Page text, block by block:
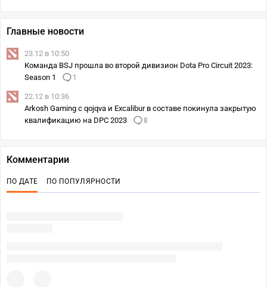
Главные новости
23.12 в 10:50
Команда BSJ прошла во второй дивизион Dota Pro Circuit 2023:
Season 1
1
22.12 в 10:36
Arkosh Gaming с qojqva и Excalibur в составе покинула закрытую
квалификацию на DPC 2023
8
Комментарии
ПО ДАТЕ ПО ПОПУЛЯРНОСТИ